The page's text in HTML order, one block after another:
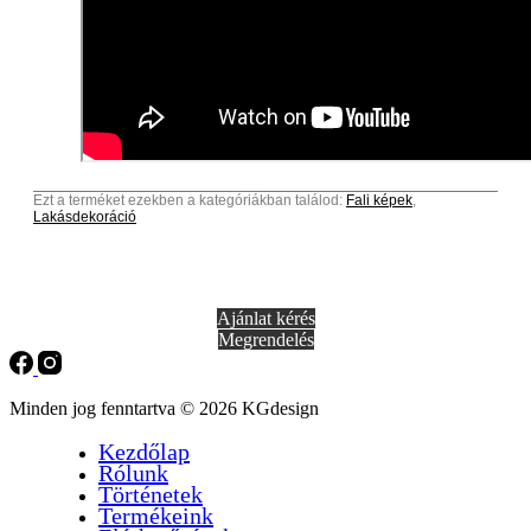
Ezt a terméket ezekben a kategóriákban találod: Fali képek,
Lakásdekoráció
Ajánlat kérés
Megrendelés
Minden jog fenntartva © 2026 KGdesign
Kezdőlap
Rólunk
Történetek
Termékeink